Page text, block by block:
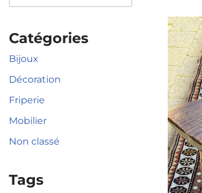
Catégories
Bijoux
Décoration
Friperie
Mobilier
Non classé
Tags